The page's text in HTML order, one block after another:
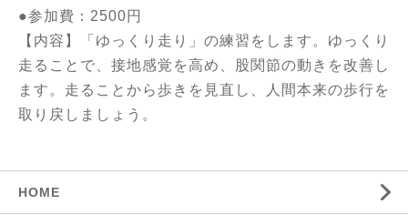
●参加費：2500円
【内容】「ゆっくり走り」の練習をします。ゆっくり
走ることで、接地感覚を高め、股関節の動きを改善し
ます。走ることから歩きを見直し、人間本来の歩行を
取り戻しましょう。
HOME